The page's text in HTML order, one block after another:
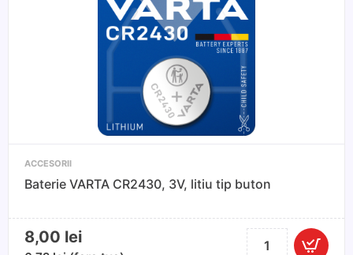
ACCESORII
Baterie VARTA CR2430, 3V, litiu tip buton
8,00 lei
Cantitate